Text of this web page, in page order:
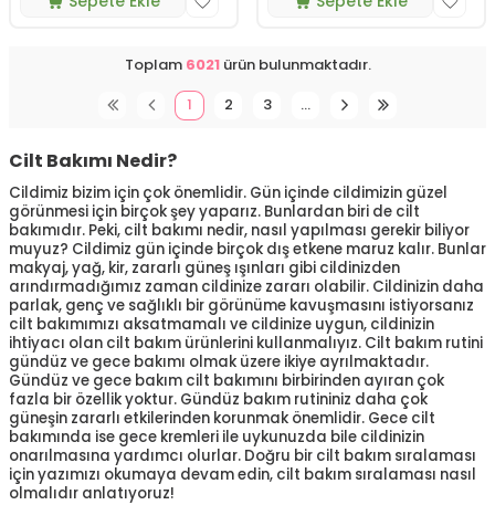
Toplam 6021ürün bulunmaktadır.
1
2 3 …
Cilt Bakımı Nedir?
Cildimiz bizim için çok önemlidir. Gün içinde cildimizin güzel
görünmesi için birçok şey yaparız. Bunlardan biri de cilt
bakımıdır. Peki, cilt bakımı nedir, nasıl yapılması gerekir biliyor
muyuz? Cildimiz gün içinde birçok dış etkene maruz kalır. Bunlar
makyaj, yağ, kir, zararlı güneş ışınları gibi cildinizden
arındırmadığımız zaman cildinize zararı olabilir. Cildinizin daha
parlak, genç ve sağlıklı bir görünüme kavuşmasını istiyorsanız
cilt bakımımızı aksatmamalı ve cildinize uygun, cildinizin
ihtiyacı olan cilt bakım ürünlerini kullanmalıyız. Cilt bakım rutini
gündüz ve gece bakımı olmak üzere ikiye ayrılmaktadır.
Gündüz ve gece bakım cilt bakımını birbirinden ayıran çok
fazla bir özellik yoktur. Gündüz bakım rutininiz daha çok
güneşin zararlı etkilerinden korunmak önemlidir. Gece cilt
bakımında ise gece kremleri ile uykunuzda bile cildinizin
onarılmasına yardımcı olurlar. Doğru bir cilt bakım sıralaması
için yazımızı okumaya devam edin, cilt bakım sıralaması nasıl
olmalıdır anlatıyoruz!